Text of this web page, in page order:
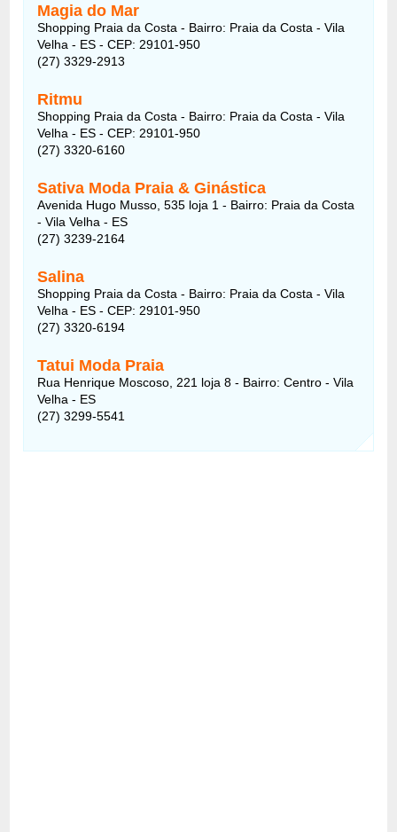
Magia do Mar
Shopping Praia da Costa - Bairro: Praia da Costa - Vila
Velha - ES - CEP: 29101-950
(27) 3329-2913
Ritmu
Shopping Praia da Costa - Bairro: Praia da Costa - Vila
Velha - ES - CEP: 29101-950
(27) 3320-6160
Sativa Moda Praia & Ginástica
Avenida Hugo Musso, 535 loja 1 - Bairro: Praia da Costa
- Vila Velha - ES
(27) 3239-2164
Salina
Shopping Praia da Costa - Bairro: Praia da Costa - Vila
Velha - ES - CEP: 29101-950
(27) 3320-6194
Tatui Moda Praia
Rua Henrique Moscoso, 221 loja 8 - Bairro: Centro - Vila
Velha - ES
(27) 3299-5541